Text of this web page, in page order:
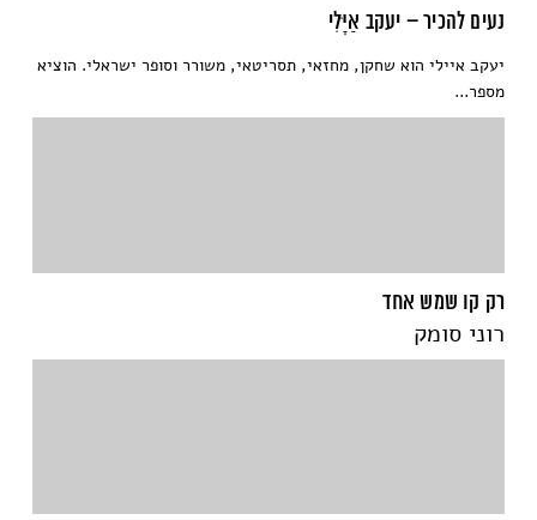
נעים להכיר – יעקב אַיָּלִי
יעקב איילי הוא שחקן, מחזאי, תסריטאי, משורר וסופר ישראלי. הוציא
מספר...
רק קו שמש אחד
רוני סומק